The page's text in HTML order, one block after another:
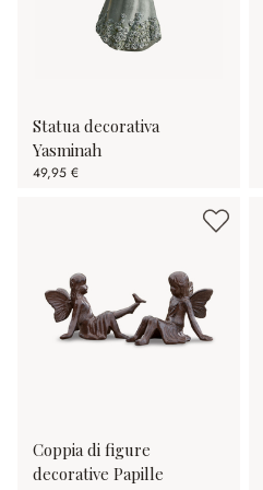
Statua decorativa
Yasminah
49,95 €
Coppia di figure
decorative Papille